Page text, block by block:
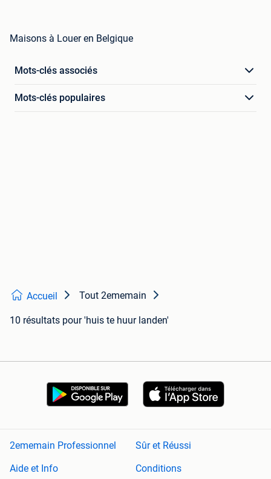
Maisons à Louer en Belgique
Mots-clés associés
Mots-clés populaires
Accueil Tout 2ememain
10 résultats pour 'huis te huur landen'
2ememain Professionnel
Sûr et Réussi
Aide et Info
Conditions